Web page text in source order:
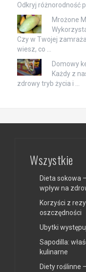
Odkryj różnorodność
Mrożone
Czy w Twojej
wiesz, co …
Domowy
Każdy z
zdrowy tryb życia i …
Wszystkie
Dieta sokowa
wpływ na
Korzyści z
oszczędności
Ubytki
Sapodilla:
kulinarne
Diety roślinne